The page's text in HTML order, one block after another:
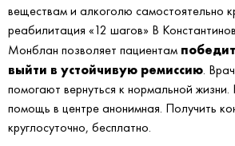
веществам и алкоголю самостоятельно
реабилитация «12 шагов» В
Монблан позволяет пациентам
выйти в устойчивую ремиссию .
помогают вернуться к нормальной жизни.
помощь в центре анонимная. Получить
круглосуточно, бесплатно.